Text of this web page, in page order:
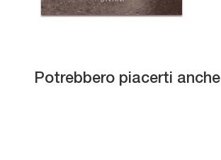
Potrebbero piacerti anche
Geometric Table
Fusion Noce